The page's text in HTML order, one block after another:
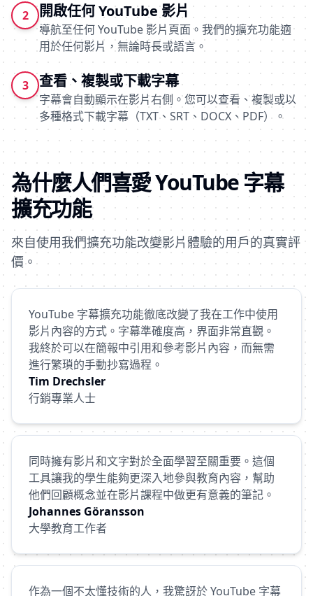
2 開啟任何 YouTube 影片
導航至任何 YouTube 影片頁面。我們的擴充功能適
用於任何影片，無論時長或語言。
3 查看、複製或下載字幕
字幕會自動顯示在影片右側。您可以查看、複製或以
多種格式下載字幕（TXT、SRT、DOCX、PDF）。
為什麼人們喜愛 YouTube 字幕
擴充功能
來自使用我們擴充功能改變影片體驗的用戶的真實評
價。
YouTube 字幕擴充功能徹底改變了我在工作中使用
影片內容的方式。字幕準確度高，界面非常直觀。
我終於可以在簡報中引用和參考影片內容，而無需
進行繁瑣的手動抄寫過程。
Tim Drechsler
行銷專業人士
同時擁有影片和文字對於全面學習至關重要。這個
工具讓我的學生能夠更深入地參與教育內容，幫助
他們回顧概念並在影片課程中做更有意義的筆記。
Johannes Göransson
大學教育工作者
作為一個不太懂技術的人，我驚訝於 YouTube 字幕